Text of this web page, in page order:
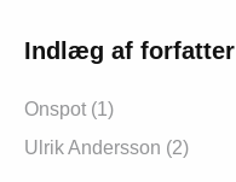
Indlæg af forfatter
Onspot (1)
Ulrik Andersson (2)